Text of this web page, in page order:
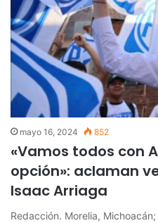
mayo 16, 2024 852
«Vamos todos con
opción»: aclaman
Isaac Arriaga
Redacción. Morelia,